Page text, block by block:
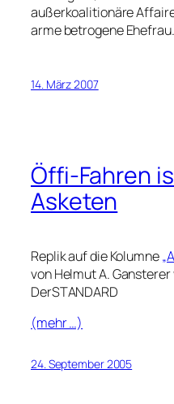
außerkoalitionäre
arme betrogene Ehefrau.
14. März 2007
Öffi-Fahren
Asketen
Replik auf die Kolumne
von Helmut A.
DerSTANDARD
(mehr …)
24. September 2005